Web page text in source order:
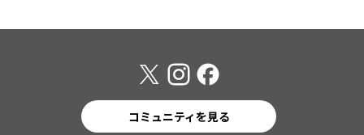
コミュニティを見る